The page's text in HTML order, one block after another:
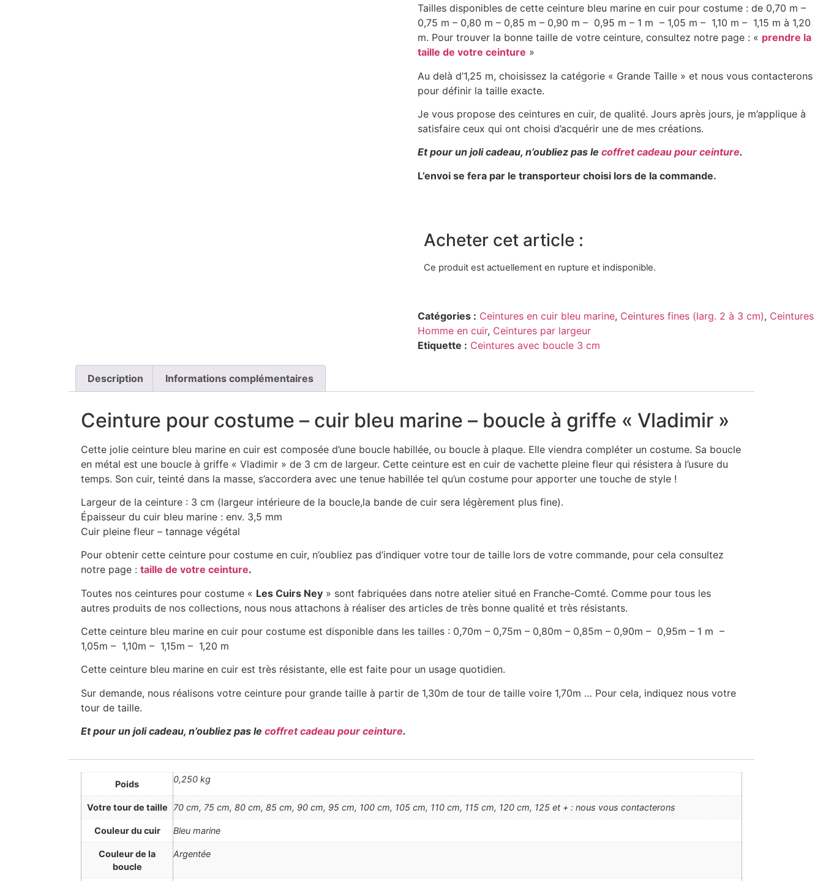
Tailles disponibles de cette ceinture bleu marine en cuir pour costume : de 0,70 m –
0,75 m – 0,80 m – 0,85 m – 0,90 m – 0,95 m – 1 m – 1,05 m – 1,10 m – 1,15 m à 1,20
m. Pour trouver la bonne taille de votre ceinture, consultez notre page : « prendre la
taille de votre ceinture »
Au delà d’1,25 m, choisissez la catégorie « Grande Taille » et nous vous contacterons
pour définir la taille exacte.
Je vous propose des ceintures en cuir, de qualité. Jours après jours, je m’applique à
satisfaire ceux qui ont choisi d’acquérir une de mes créations.
Et pour un joli cadeau, n’oubliez pas le coffret cadeau pour ceinture.
L’envoi se fera par le transporteur choisi lors de la commande.
Acheter cet article :
Ce produit est actuellement en rupture et indisponible.
Catégories : Ceintures en cuir bleu marine, Ceintures fines (larg. 2 à 3 cm), Ceintures
Homme en cuir, Ceintures par largeur
Etiquette : Ceintures avec boucle 3 cm
Description Informations complémentaires
Ceinture pour costume – cuir bleu marine – boucle à griffe « Vladimir »
Cette jolie ceinture bleu marine en cuir est composée d’une boucle habillée, ou boucle à plaque. Elle viendra compléter un costume. Sa boucle
en métal est une boucle à griffe « Vladimir » de 3 cm de largeur. Cette ceinture est en cuir de vachette pleine fleur qui résistera à l’usure du
temps. Son cuir, teinté dans la masse, s’accordera avec une tenue habillée tel qu’un costume pour apporter une touche de style !
Largeur de la ceinture : 3 cm (largeur intérieure de la boucle,la bande de cuir sera légèrement plus fine).
Épaisseur du cuir bleu marine : env. 3,5 mm
Cuir pleine fleur – tannage végétal
Pour obtenir cette ceinture pour costume en cuir, n’oubliez pas d’indiquer votre tour de taille lors de votre commande, pour cela consultez
notre page : taille de votre ceinture.
Toutes nos ceintures pour costume « Les Cuirs Ney » sont fabriquées dans notre atelier situé en Franche-Comté. Comme pour tous les
autres produits de nos collections, nous nous attachons à réaliser des articles de très bonne qualité et très résistants.
Cette ceinture bleu marine en cuir pour costume est disponible dans les tailles : 0,70m – 0,75m – 0,80m – 0,85m – 0,90m – 0,95m – 1 m –
1,05m – 1,10m – 1,15m – 1,20 m
Cette ceinture bleu marine en cuir est très résistante, elle est faite pour un usage quotidien.
Sur demande, nous réalisons votre ceinture pour grande taille à partir de 1,30m de tour de taille voire 1,70m … Pour cela, indiquez nous votre
tour de taille.
Et pour un joli cadeau, n’oubliez pas le coffret cadeau pour ceinture.
Poids 0,250 kg
Votre tour de taille 70 cm, 75 cm, 80 cm, 85 cm, 90 cm, 95 cm, 100 cm, 105 cm, 110 cm, 115 cm, 120 cm, 125 et + : nous vous contacterons
Couleur du cuir Bleu marine
Couleur de la
boucle
Argentée